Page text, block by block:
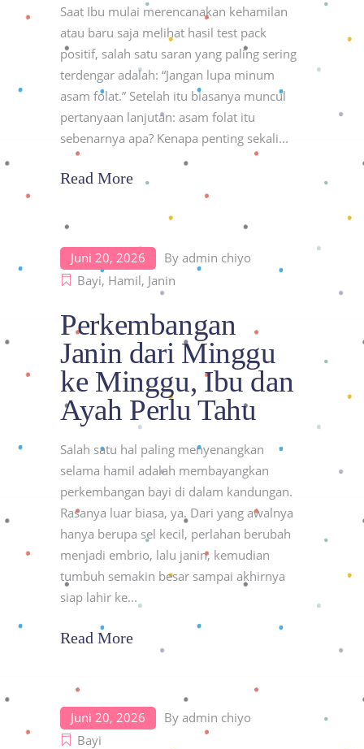
Saat Ibu mulai merencanakan kehamilan
atau baru saja melihat hasil test pack
positif, salah satu saran yang paling sering
terdengar adalah: “Jangan lupa minum
asam folat.” Setelah itu biasanya muncul
pertanyaan lanjutan: asam folat itu
sebenarnya apa? Kenapa penting sekali
Read More
Juni 20, 2026 By admin chiyo
Bayi, Hamil, Janin
Perkembangan
Janin dari Minggu
ke Minggu, Ibu dan
Ayah Perlu Tahu
Salah satu hal paling menyenangkan
selama hamil adalah membayangkan
perkembangan bayi di dalam kandungan.
Rasanya luar biasa, ya. Dari yang awalnya
hanya berupa sel kecil, perlahan berubah
menjadi embrio, lalu janin, kemudian
tumbuh semakin besar sampai akhirnya
siap lahir ke
Read More
Juni 20, 2026 By admin chiyo
Bayi